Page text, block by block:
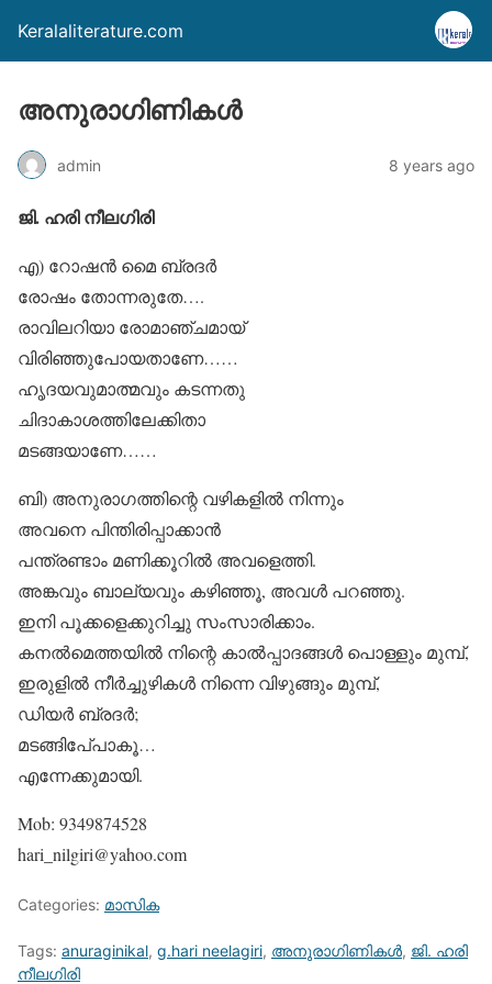
Keralaliterature.com
അനുരാഗിണികള്‍
admin 8 years ago
ജി. ഹരി നീലഗിരി
എ) റോഷന്‍ മൈ ബ്രദര്‍
രോഷം തോന്നരുതേ….
രാവിലറിയാ രോമാഞ്ചമായ്
വിരിഞ്ഞുപോയതാണേ……
ഹൃദയവുമാത്മവും കടന്നതു
ചിദാകാശത്തിലേക്കിതാ
മടങ്ങയാണേ……
ബി) അനുരാഗത്തിന്റെ വഴികളില്‍ നിന്നും
അവനെ പിന്തിരിപ്പാക്കാന്‍
പന്ത്രണ്ടാം മണിക്കൂറില്‍ അവളെത്തി.
അങ്കവും ബാല്യവും കഴിഞ്ഞൂ, അവള്‍ പറഞ്ഞു.
ഇനി പൂക്കളെക്കുറിച്ചു സംസാരിക്കാം.
കനല്‍മെത്തയില്‍ നിന്റെ കാല്‍പ്പാദങ്ങള്‍ പൊള്ളും മുമ്പ്,
ഇരുളില്‍ നീര്‍ച്ചുഴികള്‍ നിന്നെ വിഴുങ്ങും മുമ്പ്,
ഡിയര്‍ ബ്രദര്‍;
മടങ്ങിപേ്പാകൂ…
എന്നേക്കുമായി.
Mob: 9349874528
hari_nilgiri@yahoo.com
Categories: മാസിക
Tags: anuraginikal, g.hari neelagiri, അനുരാഗിണികള്‍, ജി. ഹരി
നീലഗിരി